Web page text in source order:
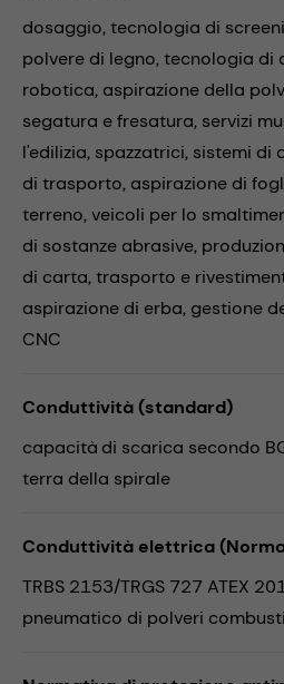
dosaggio,tecnologia di
polvere di legno,tecnologia di
robotica, aspirazione della
segatura e fresatura, servizi
l'edilizia, spazzatrici, sistemi di
di trasporto, aspirazione di
terreno,veicoli per lo
di sostanze abrasive,
di carta,trasporto e
aspirazione di erba, gestione
CNC
Conduttività (standard)
capacità di scarica secondo
terra della spirale
Conduttività elettrica
TRBS 2153/TRGS 727 ATEX
pneumatico di polveri